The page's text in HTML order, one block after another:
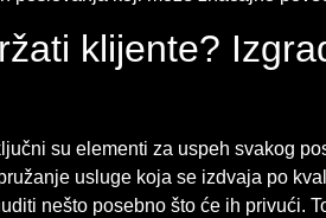
klijente?
su elementi za uspeh svakog
usluge koja se izdvaja po
nešto posebno što će ih privući.